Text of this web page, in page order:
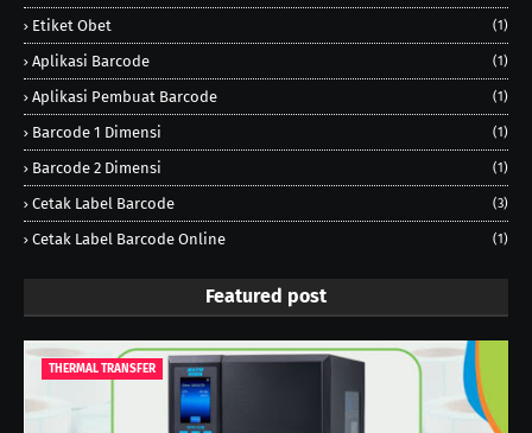
Etiket Obet (1)
Aplikasi Barcode (1)
Aplikasi Pembuat Barcode (1)
Barcode 1 Dimensi (1)
Barcode 2 Dimensi (1)
Cetak Label Barcode (3)
Cetak Label Barcode Online (1)
Featured post
THERMAL TRANSFER